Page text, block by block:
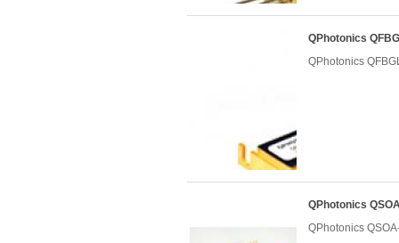
QPhotonics
QPhotonics
QPhotonics
QPhotonics